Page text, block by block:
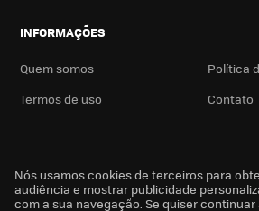
INFORMAÇÕES
Quem somos
Política
Termos de uso
Contato
Nós usamos cookies de terceiros para
audiência e mostrar publicidade
com a sua navegação. Se quiser continuar